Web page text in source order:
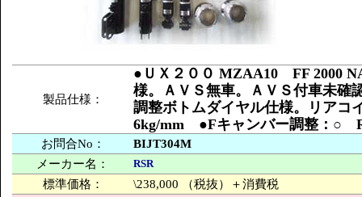
製品仕様：
●ＵＸ２００ MZAA10 FF 2000
様。ＡＶＳ無車。ＡＶＳ付車未確
調整ボトムダイヤル仕様。リア
6kg/mm ●Fキャンバー調整：○
お問合No：
BIJT304M
メーカー名：
RSR
標準価格：
\238,000 （税抜）＋消費税